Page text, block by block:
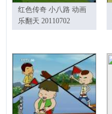
红色传奇 小八路 动画
乐翻天 20110702